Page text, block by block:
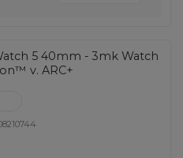
5 40mm - 3mk Watch
v. ARC+